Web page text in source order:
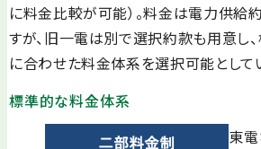
に料金比較が可能）。料金は電力供給
すが、旧一電は別で選択約款も用意し
に合わせた料金体系を選択可能として
標準的な料金体系
東